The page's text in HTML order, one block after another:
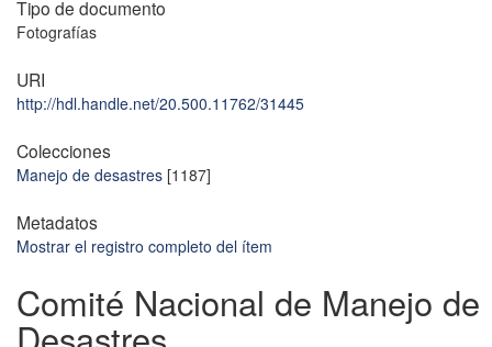
Tipo de documento
Fotografías
URI
http://hdl.handle.net/20.500.11762/31445
Colecciones
Manejo de desastres [1187]
Metadatos
Mostrar el registro completo del ítem
Comité Nacional de Manejo de